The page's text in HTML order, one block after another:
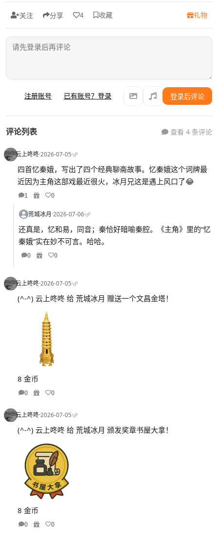
关注 分享 4 收藏 礼物
注册账号 已有账号？登录 登录后评论
评论列表 查看 4 条评论
云上咚咚·2026-07-05·
四首忆秦娥，写出了四个经典聊斋故事。忆秦娥这个词牌最
近因为主角这部戏最近很火，冰月兄这是遇上风口了😂
1 0
荒城冰月·2026-07-06·
还真是，忆和易，同音；秦恰好暗喻秦腔。《主角》里的“忆
秦娥”实在妙不可言。哈哈。
0 0
云上咚咚·2026-07-05·
(^-^) 云上咚咚 给 荒城冰月 赠送一个文昌金塔！
8 金币
0 0
云上咚咚·2026-07-05·
(^-^) 云上咚咚 给 荒城冰月 颁发奖章书屋大拿！
8 金币
0 0